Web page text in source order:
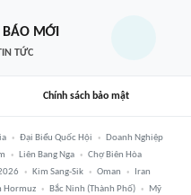
MỚI
TỨC
Chính sách bảo mật
Đại Biểu Quốc Hội
Doanh Nghiệp
Liên Bang Nga
Chợ Biên Hòa
Kim Sang-Sik Oman
Iran
Hormuz Bắc Ninh (thành Phố) Mỹ